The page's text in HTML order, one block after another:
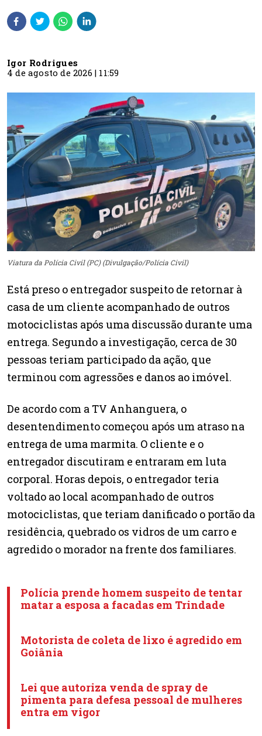
Igor Rodrigues
4 de agosto de 2026 | 11:59
Viatura da Polícia Civil (PC) (Divulgação/Polícia Civil)
Está preso o entregador suspeito de retornar à
casa de um cliente acompanhado de outros
motociclistas após uma discussão durante uma
entrega. Segundo a investigação, cerca de 30
pessoas teriam participado da ação, que
terminou com agressões e danos ao imóvel.
De acordo com a TV Anhanguera, o
desentendimento começou após um atraso na
entrega de uma marmita. O cliente e o
entregador discutiram e entraram em luta
corporal. Horas depois, o entregador teria
voltado ao local acompanhado de outros
motociclistas, que teriam danificado o portão da
residência, quebrado os vidros de um carro e
agredido o morador na frente dos familiares.
Polícia prende homem suspeito de tentar
matar a esposa a facadas em Trindade
Motorista de coleta de lixo é agredido em
Goiânia
Lei que autoriza venda de spray de
pimenta para defesa pessoal de mulheres
entra em vigor